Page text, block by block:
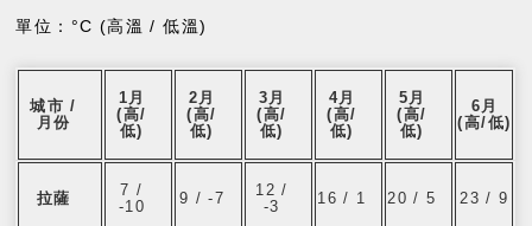
單位：°C (高溫 / 低溫)
城市 /
月份
1月
(高/
低)
2月
(高/
低)
3月
(高/
低)
4月
(高/
低)
5月
(高/
低)
6月
(高/低)
拉薩
7 /
-10
9 / -7
12 /
-3
16 / 1 20 / 5 23 / 9